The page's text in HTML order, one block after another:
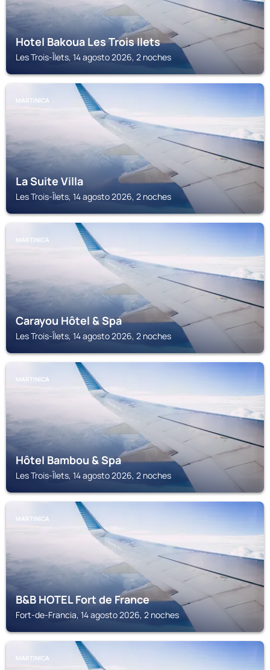
Hotel Bakoua Les Trois Ilets
Les Trois-Îlets, 14 agosto 2026, 2 noches
MARTINICA
La Suite Villa
Les Trois-Îlets, 14 agosto 2026, 2 noches
MARTINICA
Carayou Hôtel & Spa
Les Trois-Îlets, 14 agosto 2026, 2 noches
MARTINICA
Hôtel Bambou & Spa
Les Trois-Îlets, 14 agosto 2026, 2 noches
MARTINICA
B&B HOTEL Fort de France
Fort-de-Francia, 14 agosto 2026, 2 noches
MARTINICA